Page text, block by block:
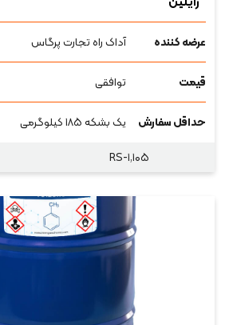
عرضه کننده آداک راه تجارت پرگاس
قیمت توافقی
حداقل سفارش
یک بشکه ۱۸۵ کیلوگرمی
RS-۱,۱۰۵